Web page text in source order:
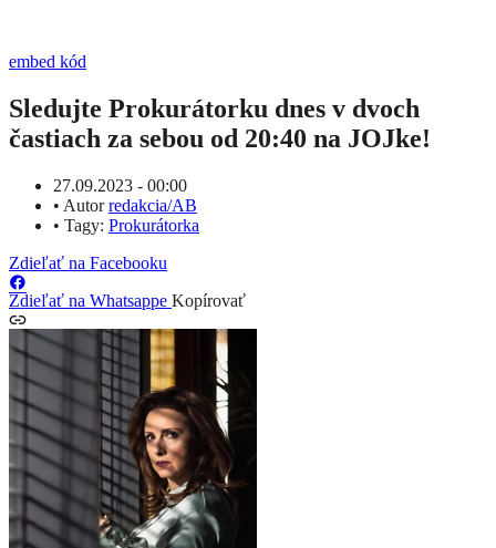
embed kód
Sledujte Prokurátorku dnes v dvoch
častiach za sebou od 20:40 na JOJke!
27.09.2023 - 00:00
• Autorredakcia/AB
• Tagy: Prokurátorka
Zdieľať na Facebooku
Zdieľať na Whatsappe Kopírovať